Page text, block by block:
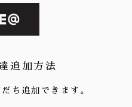
追加方法
ち追加できます。